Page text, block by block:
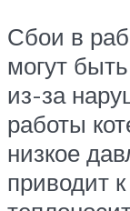
Сбои в
могут
из-за
работы
низкое
приводит